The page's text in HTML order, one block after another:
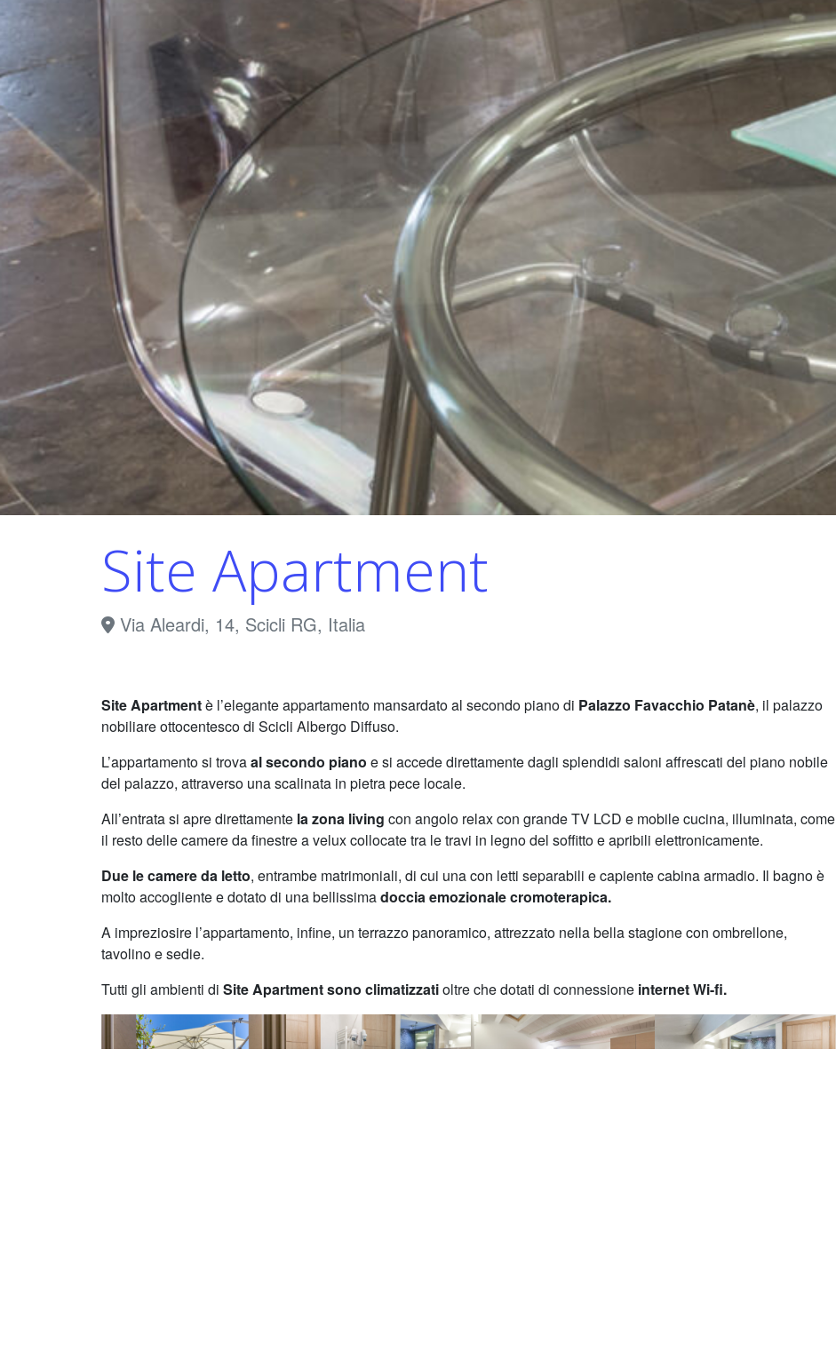
Site Apartment
Via Aleardi, 14, Scicli RG, Italia
Site Apartmentè l’elegante appartamento mansardato al secondo piano di Palazzo Favacchio Patanè, il palazzo
nobiliare ottocentesco di Scicli Albergo Diffuso.
L’appartamento si trovaal secondo piano e si accede direttamente dagli splendidi saloni affrescati del piano nobile
del palazzo, attraverso una scalinata in pietra pece locale.
All’entrata si apre direttamente la zona living con angolo relax con grande TV LCD e mobile cucina, illuminata, come
il resto delle camere da finestre a velux collocate tra le travi in legno del soffitto e apribili elettronicamente.
Due le camere da letto, entrambe matrimoniali, di cui una con letti separabili e capiente cabina armadio. Il bagno è
molto accogliente e dotato di una bellissimadoccia emozionale cromoterapica.
A impreziosire l’appartamento, infine, un terrazzo panoramico, attrezzato nella bella stagione con ombrellone,
tavolino e sedie.
Tutti gli ambienti di Site Apartment sono climatizzatioltre che dotati di connessione internet Wi-fi.